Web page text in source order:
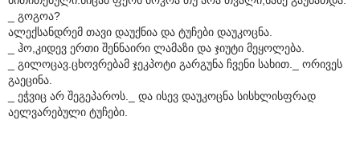
_ გოგოა?
ალექსანდრემ თავი დაუქნია და ტუჩები დაუკოცნა.
_ ჰო,კიდევ ერთი შენნაირი ლამაზი და ჯიუტი მეყოლება.
_ გილოცავ.ცხოვრებამ ჯეკპოტი გარგუნა ჩვენი სახით._ ორივეს
გაეცინა.
_ ეჭვიც არ შეგეპაროს._ და ისევ დაუკოცნა სისხლისფრად
აელვარებული ტუჩები.